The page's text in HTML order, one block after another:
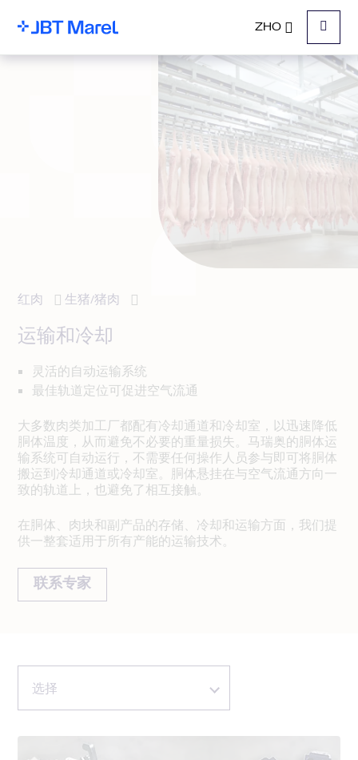
ZHO
菜单
红肉 生猪/猪肉
运输和冷却
灵活的自动运输系统
最佳轨道定位可促进空气流通
大多数肉类加工厂都配有冷却通道和冷却室，以迅速降低
胴体温度，从而避免不必要的重量损失。马瑞奥的胴体运
输系统可自动运行，不需要任何操作人员参与即可将胴体
搬运到冷却通道或冷却室。胴体悬挂在与空气流通方向一
致的轨道上，也避免了相互接触。
在胴体、肉块和副产品的存储、冷却和运输方面，我们提
供一整套适用于所有产能的运输技术。
联系专家
选择